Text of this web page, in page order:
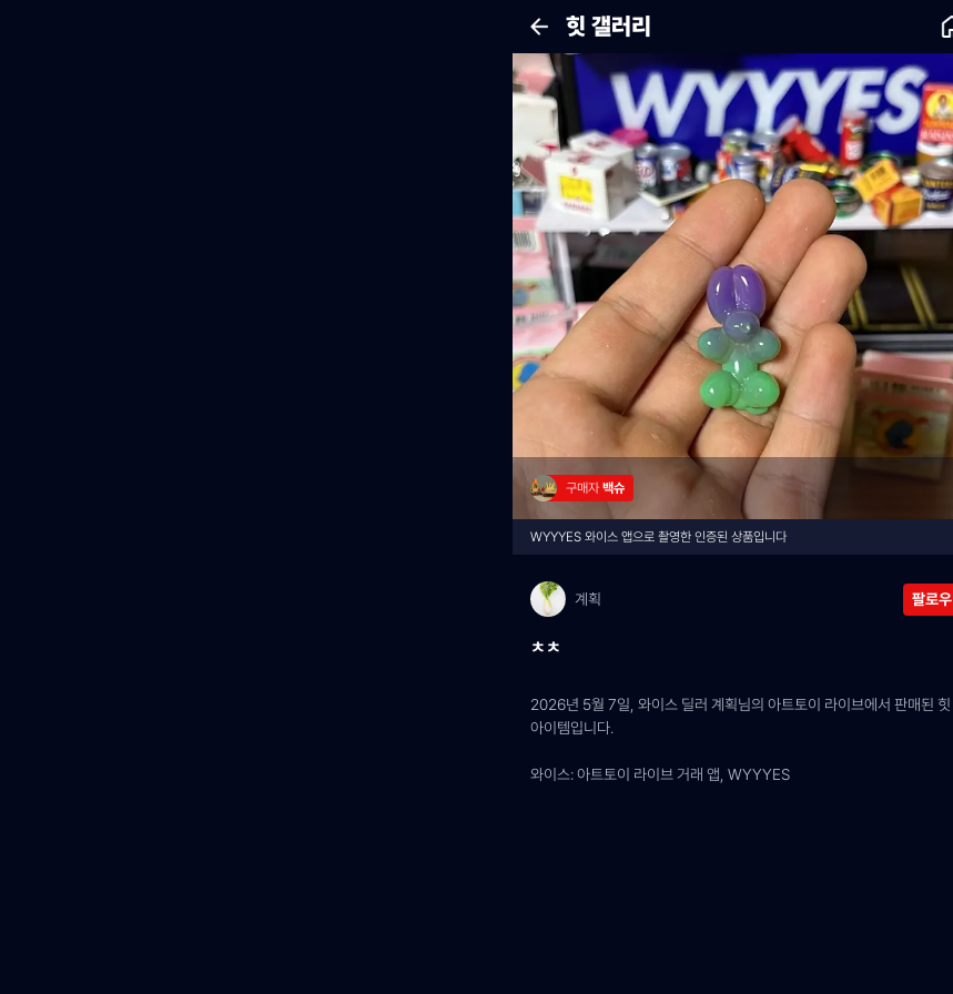
힛 갤러리
구매자 백슈
WYYYES 와이스 앱으로 촬영한 인증된 상품입니다
계획 팔로우
ㅊㅊ
2026년 5월 7일, 와이스 딜러 계획님의 아트토이 라이브에서 판매된 힛
아이템입니다.
와이스: 아트토이 라이브 거래 앱, WYYYES